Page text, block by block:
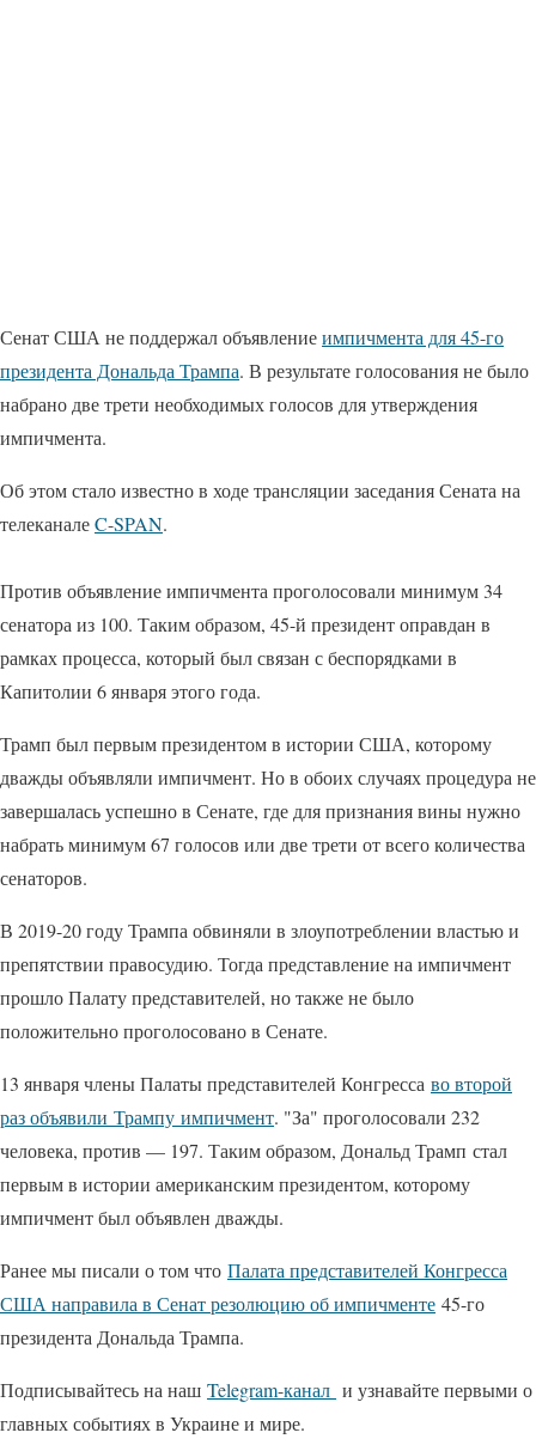
Сенат США не поддержал объявлениеимпичмента для 45-го
президента Дональда Трампа. В результате голосования не было
набрано две трети необходимых голосов для утверждения
импичмента.
Об этом стало известно в ходе трансляции заседания Сената на
телеканалеC-SPAN.
Против объявление импичмента проголосовали минимум 34
сенатора из 100. Таким образом, 45-й президент оправдан в
рамках процесса, который был связан с беспорядками в
Капитолии 6 января этого года.
Трамп был первым президентом в истории США, которому
дважды объявляли импичмент. Но в обоих случаях процедура не
завершалась успешно в Сенате, где для признания вины нужно
набрать минимум 67 голосов или две трети от всего количества
сенаторов.
В 2019-20 году Трампа обвиняли в злоупотреблении властью и
препятствии правосудию. Тогда представление на импичмент
прошло Палату представителей, но также не было
положительно проголосовано в Сенате.
13 января члены Палаты представителей Конгресса во второй
раз объявили Трампу импичмент. "За" проголосовали 232
человека, против — 197. Таким образом, Дональд Трамп стал
первым в истории американским президентом, которому
импичмент был объявлен дважды.
Ранее мы писали о том что Палата представителей Конгресса
США направила в Сенат резолюцию об импичменте 45-го
президента Дональда Трампа.
Подписывайтесь на наш Telegram-канал и узнавайте первыми о
главных событиях в Украине и мире.